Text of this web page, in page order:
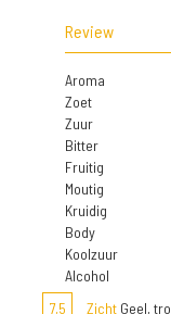
Review
Aroma
Zoet
Zuur
Bitter
Fruitig
Moutig
Kruidig
Body
Koolzuur
Alcohol
7,5
Zicht Geel,